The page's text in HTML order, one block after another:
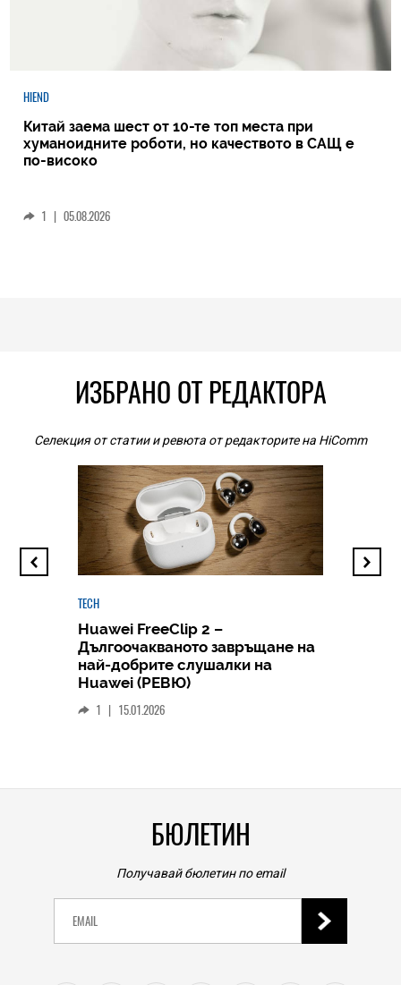
HIEND
Китай заема шест от 10-те топ места при
хуманоидните роботи, но качеството в САЩ е
по-високо
1 | 05.08.2026
ИЗБРАНО ОТ РЕДАКТОРА
Селекция от статии и ревюта от редакторите на HiComm
TECH
Huawei FreeClip 2 –
Дългоочакваното завръщане на
най-добрите слушалки на
Huawei (РЕВЮ)
1 | 15.01.2026
БЮЛЕТИН
Получавай бюлетин по email